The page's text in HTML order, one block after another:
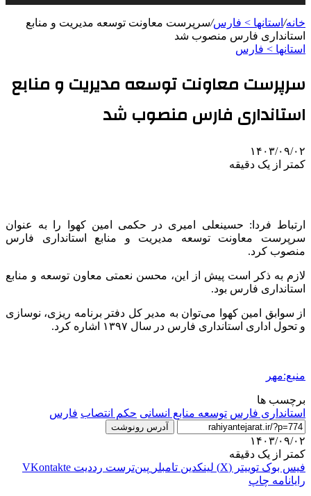
خانه/ استانها > فارس/سرپرست معاونت توسعه مدیریت و منابع
استانداری فارس منصوب شد
استانها > فارس
سرپرست معاونت توسعه مدیریت و منابع
استانداری فارس منصوب شد
۱۴۰۳/۰۹/۰۲
کمتر از یک دقیقه
ارتباط فردا: حسینعلی امیری در حکمی امینکهوا
را به عنوان
سرپرست معاونت توسعه مدیریت و منابع استانداری فارس
منصوب کرد.
لازم به ذکر است پیش از این، محسن نعمتی معاون توسعه و منابع
استانداری فارس بود.
از سوابق امینکهوا می‌توان به مدیر کل دفتر برنامه ریزی، نوسازی
و تحول اداری استانداری فارس در سال ۱۳۹۷ اشاره کرد.
منبع:مهر
برچسب ها
استانداری فارس توسعه منابع انسانی حکم انتصاب فارس
آدرس رونوشت
۱۴۰۳/۰۹/۰۲
کمتر از یک دقیقه
فیس بوک توییتر (X) لینکدین ‫تامبلر ‫پین‌ترست ‫رددیت ‫VKontakte
رایانامه چاپ